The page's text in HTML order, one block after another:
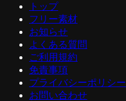
トップ
フリー素材
お知らせ
よくある質問
ご利用規約
免責事項
プライバシーポリシー
お問い合わせ